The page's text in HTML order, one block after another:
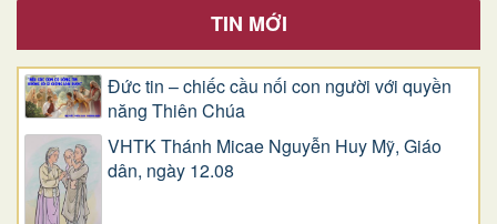
TIN MỚI
Đức tin – chiếc cầu nối con người với quyền
năng Thiên Chúa
VHTK Thánh Micae Nguyễn Huy Mỹ, Giáo
dân, ngày 12.08